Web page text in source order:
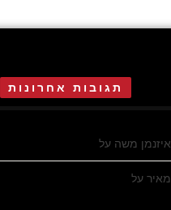
תגובות אחרונות
איזנמן משה על
מאיר על